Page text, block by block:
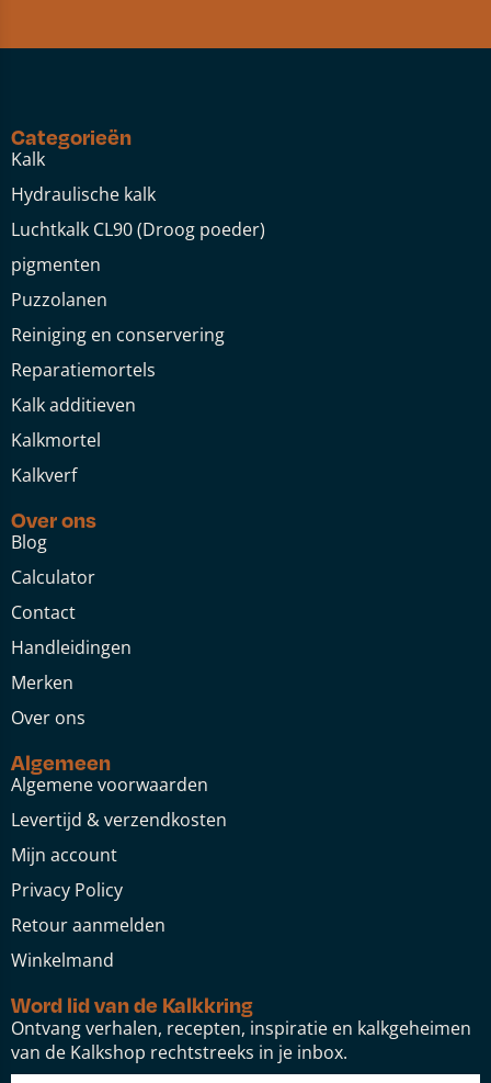
Categorieën
Kalk
Hydraulische kalk
Luchtkalk CL90 (Droog poeder)
pigmenten
Puzzolanen
Reiniging en conservering
Reparatiemortels
Kalk additieven
Kalkmortel
Kalkverf
Over ons
Blog
Calculator
Contact
Handleidingen
Merken
Over ons
Algemeen
Algemene voorwaarden
Levertijd & verzendkosten
Mijn account
Privacy Policy
Retour aanmelden
Winkelmand
Word lid van de Kalkkring
Ontvang verhalen, recepten, inspiratie en kalkgeheimen
van de Kalkshop rechtstreeks in je inbox.